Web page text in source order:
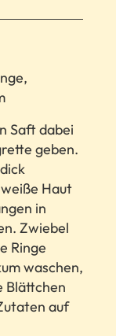
Saft dabei
geben.
Haut
in
Zwiebel
Ringe
waschen,
Blättchen
auf